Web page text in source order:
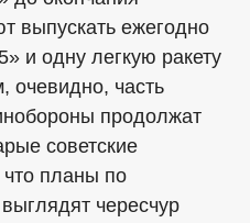
выпускать ежегодно
и одну легкую ракету
очевидно, часть
продолжат
советские
планы по
чересчур